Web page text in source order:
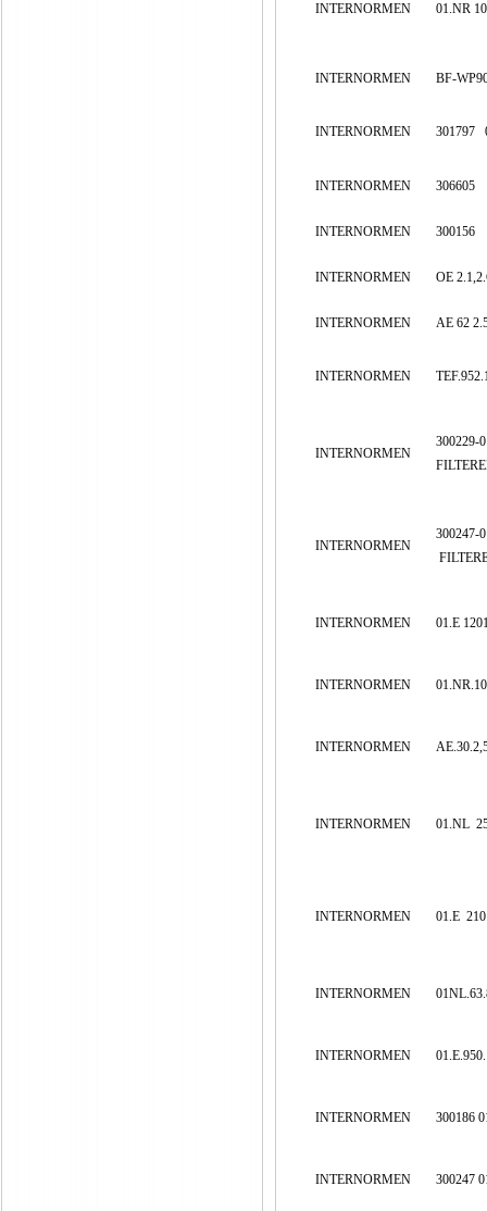
INTERNORMEN 01.NR
INTERNORMEN BF-
INTERNORMEN 301797
INTERNORMEN 306605
INTERNORMEN 300156
INTERNORMEN OE
INTERNORMEN AE 62
INTERNORMEN
INTERNORMEN
300229-
INTERNORMEN
300247-
INTERNORMEN 01.E
INTERNORMEN
INTERNORMEN
INTERNORMEN 01.NL
INTERNORMEN 01.E
INTERNORMEN
INTERNORMEN
INTERNORMEN 300186
INTERNORMEN 300247